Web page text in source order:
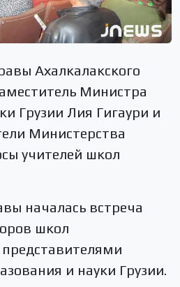
Ахалкалакского
Министра
Грузии Лия Гигаури и
Министерства
учителей школ
началась встреча
школ
и науки Грузии.